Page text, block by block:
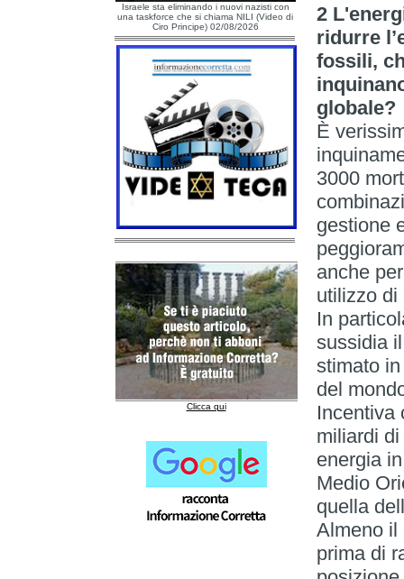
Israele sta eliminando i nuovi nazisti con
una taskforce che si chiama NILI (Video di
Ciro Principe) 02/08/2026
Clicca qui
2
ridurre
fossili,
globale?
È
3000
gestione
anche
utilizzo di
In
sussidia
stimato
del
Incentiva
miliardi
energia
Medio
quella
Almeno il
prima di